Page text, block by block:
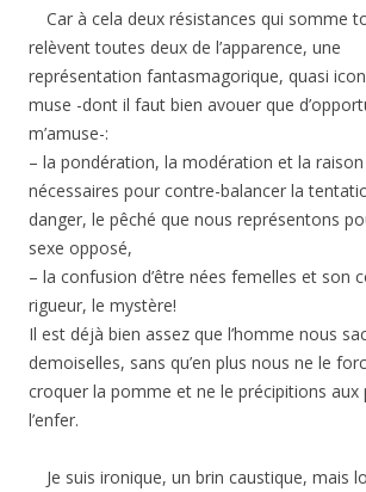
Car à cela deux résistances qui somme
relèvent toutes deux de l’apparence, une
représentation fantasmagorique, quasi
muse -dont il faut bien avouer que
m’amuse-:
– la pondération, la modération et la raison
nécessaires pour contre-balancer la
danger, le pêché que nous représentons
sexe opposé,
– la confusion d’être nées femelles et son
rigueur, le mystère!
Il est déjà bien assez que l’homme nous
demoiselles, sans qu’en plus nous ne le
croquer la pomme et ne le précipitions aux
l’enfer.
Je suis ironique, un brin caustique, mais